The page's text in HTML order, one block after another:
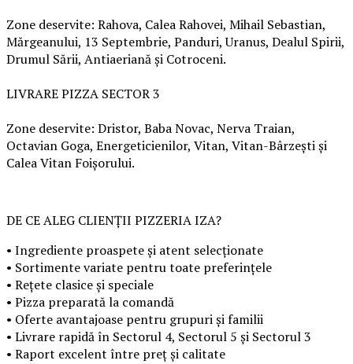
Zone deservite: Rahova, Calea Rahovei, Mihail Sebastian,
Mărgeanului, 13 Septembrie, Panduri, Uranus, Dealul Spirii,
Drumul Sării, Antiaeriană și Cotroceni.
LIVRARE PIZZA SECTOR 3
Zone deservite: Dristor, Baba Novac, Nerva Traian,
Octavian Goga, Energeticienilor, Vitan, Vitan-Bârzești și
Calea Vitan Foișorului.
DE CE ALEG CLIENȚII PIZZERIA IZA?
• Ingrediente proaspete și atent selecționate
• Sortimente variate pentru toate preferințele
• Rețete clasice și speciale
• Pizza preparată la comandă
• Oferte avantajoase pentru grupuri și familii
• Livrare rapidă în Sectorul 4, Sectorul 5 și Sectorul 3
• Raport excelent între preț și calitate